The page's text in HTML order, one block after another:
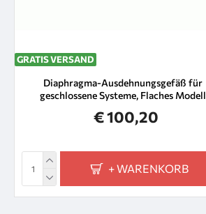
GRATIS VERSAND
Diaphragma-Ausdehnungsgefäß für
geschlossene Systeme, Flaches Modell
€ 100,20
+ WARENKORB